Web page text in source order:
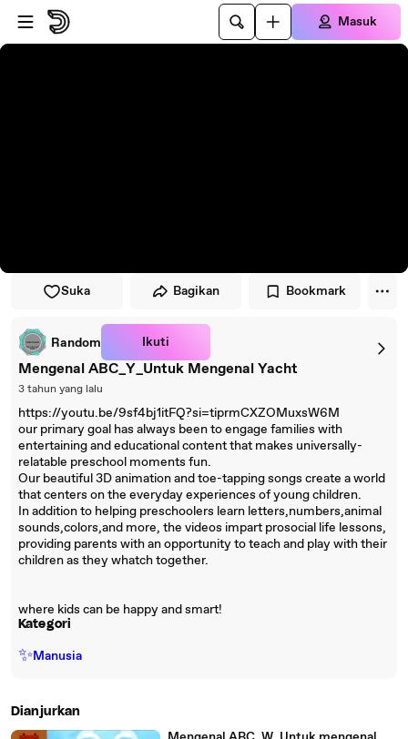
Lewati ke pemutar
Lewatkan ke konten utama
Masuk
Suka Bagikan Bookmark
Random Ikuti
Mengenal ABC_Y_Untuk Mengenal Yacht
3 tahun yang lalu
https://youtu.be/9sf4bj1itFQ?si=tiprmCXZOMuxsW6M
our primary goal has always been to engage families with
entertaining and educational content that makes universally-
relatable preschool moments fun.
Our beautiful 3D animation and toe-tapping songs create a world
that centers on the everyday experiences of young children.
In addition to helping preschoolers learn letters,numbers,animal
sounds,colors,and more, the videos impart prosocial life lessons,
providing parents with an opportunity to teach and play with their
children as they whatch together.
where kids can be happy and smart!
Kategori
✨Manusia
Dianjurkan